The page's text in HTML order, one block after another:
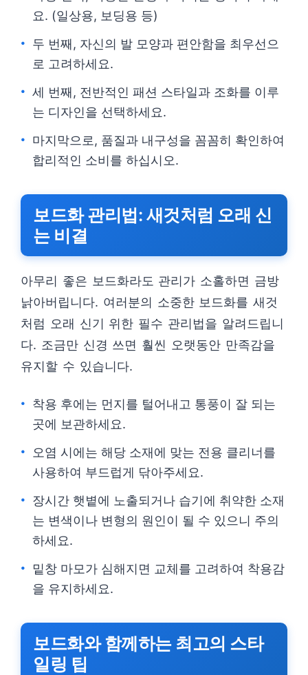
요. (일상용, 보딩용 등)
두 번째, 자신의 발 모양과 편안함을 최우선으
로 고려하세요.
세 번째, 전반적인 패션 스타일과 조화를 이루
는 디자인을 선택하세요.
마지막으로, 품질과 내구성을 꼼꼼히 확인하여
합리적인 소비를 하십시오.
보드화 관리법: 새것처럼 오래 신
는 비결
아무리 좋은 보드화라도 관리가 소홀하면 금방
낡아버립니다. 여러분의 소중한 보드화를 새것
처럼 오래 신기 위한 필수 관리법을 알려드립니
다. 조금만 신경 쓰면 훨씬 오랫동안 만족감을
유지할 수 있습니다.
착용 후에는 먼지를 털어내고 통풍이 잘 되는
곳에 보관하세요.
오염 시에는 해당 소재에 맞는 전용 클리너를
사용하여 부드럽게 닦아주세요.
장시간 햇볕에 노출되거나 습기에 취약한 소재
는 변색이나 변형의 원인이 될 수 있으니 주의
하세요.
밑창 마모가 심해지면 교체를 고려하여 착용감
을 유지하세요.
보드화와 함께하는 최고의 스타
일링 팁